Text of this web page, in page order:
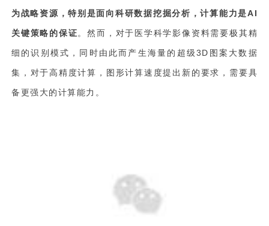
为战略资源，特别是面向科研数据挖掘分析，计算能力是AI
关键策略的保证。然而，对于医学科学影像资料需要极其精
细的识别模式，同时由此而产生海量的超级3D图案大数据
集，对于高精度计算，图形计算速度提出新的要求，需要具
备更强大的计算能力。